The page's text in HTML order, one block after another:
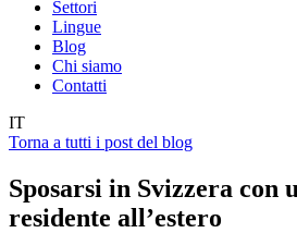
Settori
Lingue
Blog
Chi siamo
Contatti
IT
Torna a tutti i post del blog
Sposarsi in Svizzera con
residente all’estero